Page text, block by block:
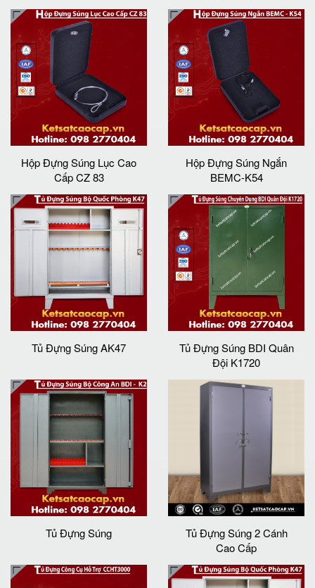
Hộp Đựng Súng Lục Cao
Cấp CZ 83
Hộp Đựng Súng Ngắn
BEMC-K54
Tủ Đựng Súng AK47
Tủ Đựng Súng BDI Quân
Đội K1720
Tủ Đựng Súng
Tủ Đựng Súng 2 Cánh
Cao Cấp